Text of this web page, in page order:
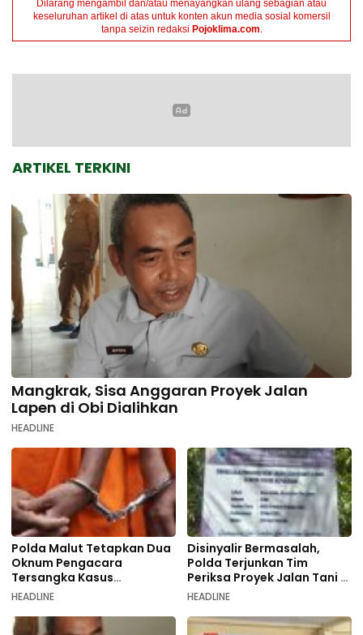
Dilarang mengambil dan/atau menayangkan ulang sebagian atau
keseluruhan artikel di atas untuk konten akun media sosial komersil
tanpa seizin redaksi Pojoklima.com.
ARTIKEL TERKINI
Mangkrak, Sisa Anggaran Proyek Jalan
Lapen di Obi Dialihkan
HEADLINE
Polda Malut Tetapkan Dua
Oknum Pengacara
Tersangka Kasus
Pemalsuan Dokumen
HEADLINE
Disinyalir Bermasalah,
Polda Terjunkan Tim
Periksa Proyek Jalan Tani di
Galala
HEADLINE